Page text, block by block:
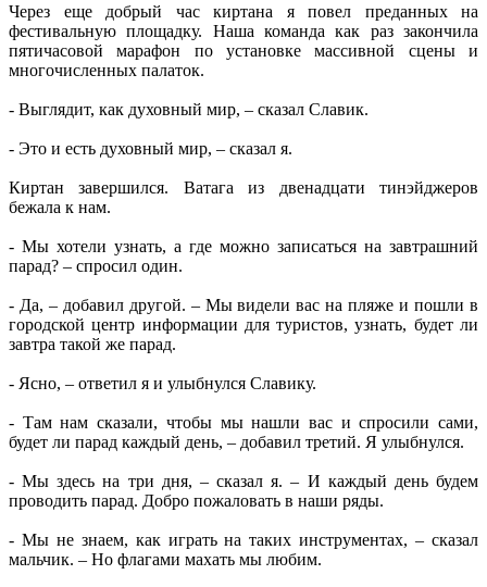
Через еще добрый час киртана я повел преданных на
фестивальную площадку. Наша команда как раз закончила
пятичасовой марафон по установке массивной сцены и
многочисленных палаток.
- Выглядит, как духовный мир, – сказал Славик.
- Это и есть духовный мир, – сказал я.
Киртан завершился. Ватага из двенадцати тинэйджеров
бежала к нам.
- Мы хотели узнать, а где можно записаться на завтрашний
парад? – спросил один.
- Да, – добавил другой. – Мы видели вас на пляже и пошли в
городской центр информации для туристов, узнать, будет ли
завтра такой же парад.
- Ясно, – ответил я и улыбнулся Славику.
- Там нам сказали, чтобы мы нашли вас и спросили сами,
будет ли парад каждый день, – добавил третий. Я улыбнулся.
- Мы здесь на три дня, – сказал я. – И каждый день будем
проводить парад. Добро пожаловать в наши ряды.
- Мы не знаем, как играть на таких инструментах, – сказал
мальчик. – Но флагами махать мы любим.